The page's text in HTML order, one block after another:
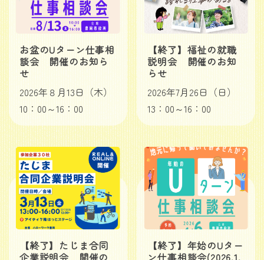
お盆のUターン仕事相
談会 開催のお知ら
せ
2026年８月13日（木）
10：00～16：00
【終了】福祉の就職
説明会 開催のお知
らせ
2026年7月26日（日）
13：00～16：00
【終了】たじま合同
【終了】年始のUター